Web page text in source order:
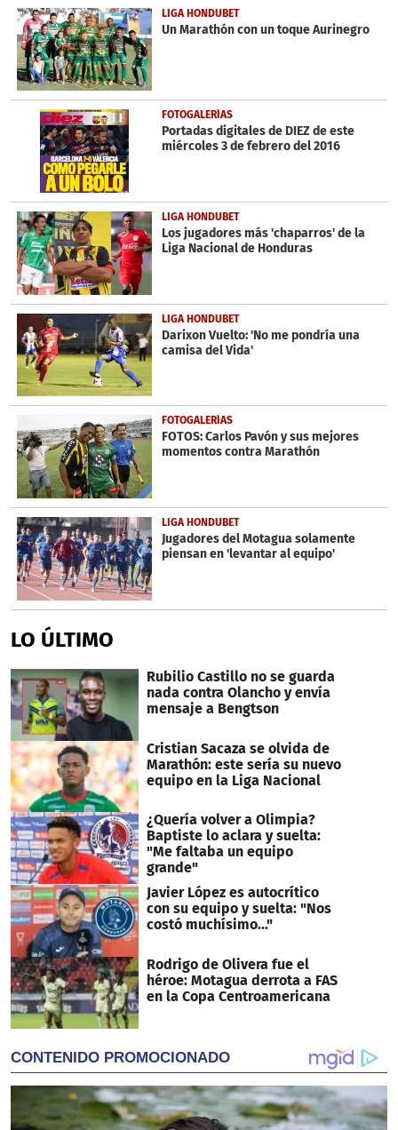
9
minutes,
32
seconds
LIGA HONDUBET
Un Marathón con un toque Aurinegro
FOTOGALERÍAS
Portadas digitales de DIEZ de este
miércoles 3 de febrero del 2016
LIGA HONDUBET
Los jugadores más 'chaparros' de la
Liga Nacional de Honduras
LIGA HONDUBET
Darixon Vuelto: 'No me pondría una
camisa del Vida'
FOTOGALERÍAS
FOTOS: Carlos Pavón y sus mejores
momentos contra Marathón
LIGA HONDUBET
Jugadores del Motagua solamente
piensan en 'levantar al equipo'
LO ÚLTIMO
Rubilio Castillo no se guarda
nada contra Olancho y envía
mensaje a Bengtson
Cristian Sacaza se olvida de
Marathón: este sería su nuevo
equipo en la Liga Nacional
¿Quería volver a Olimpia?
Baptiste lo aclara y suelta:
"Me faltaba un equipo
grande"
Javier López es autocrítico
con su equipo y suelta: "Nos
costó muchísimo..."
Rodrigo de Olivera fue el
héroe: Motagua derrota a FAS
en la Copa Centroamericana